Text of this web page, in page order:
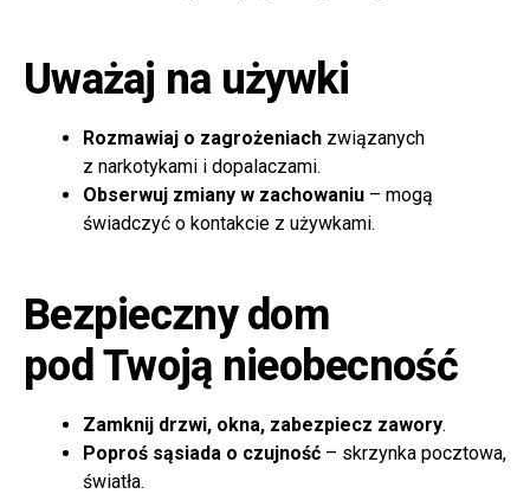
Uważaj na używki
Rozmawiaj o zagrożeniach związanych
z narkotykami i dopalaczami.
Obserwuj zmiany w zachowaniu – mogą
świadczyć o kontakcie z używkami.
Bezpieczny dom
pod Twoją nieobecność
Zamknij drzwi, okna, zabezpiecz zawory.
Poproś sąsiada o czujność – skrzynka pocztowa,
światła.